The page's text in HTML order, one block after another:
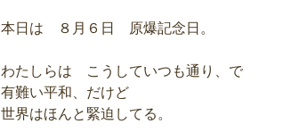
本日は ８月６日 原爆記念日。
わたしらは こうしていつも通り、で
有難い平和、だけど
世界はほんと緊迫してる。